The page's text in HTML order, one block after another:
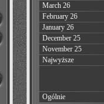
March 26
February 26
January 26
December 25
November 25
Najwyższe
Ogólnie